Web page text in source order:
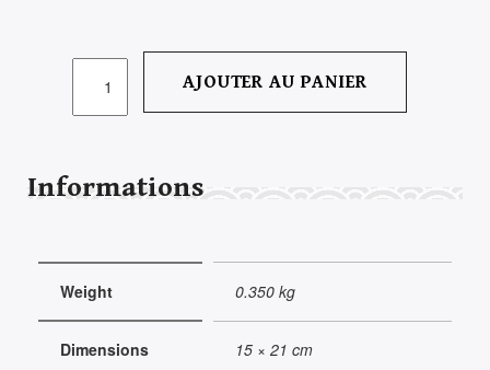
MUSULMAN
AJOUTER AU PANIER
Informations
Weight 0.350 kg
Dimensions 15 × 21 cm